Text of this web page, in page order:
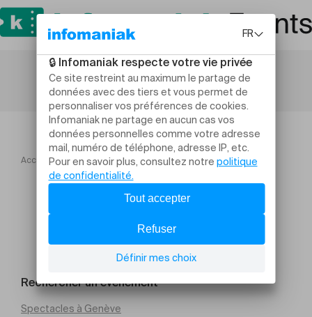
Accueil Concerts 14 Trames
Rechercher un évènement
Spectacles à Genève